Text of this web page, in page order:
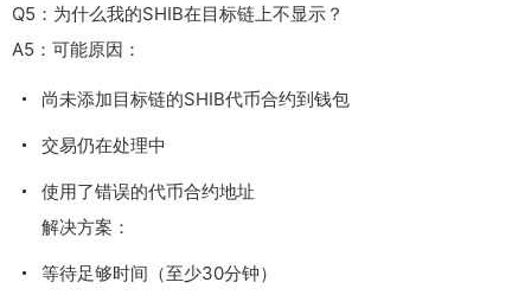
Q5：为什么我的SHIB在目标链上不显示？
A5：可能原因：
尚未添加目标链的SHIB代币合约到钱包
交易仍在处理中
使用了错误的代币合约地址
解决方案：
等待足够时间（至少30分钟）